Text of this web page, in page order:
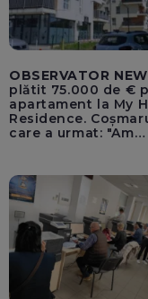
OBSERVATOR
plătit 75.000 de €
apartament la My
Residence.
care a urmat: "Am